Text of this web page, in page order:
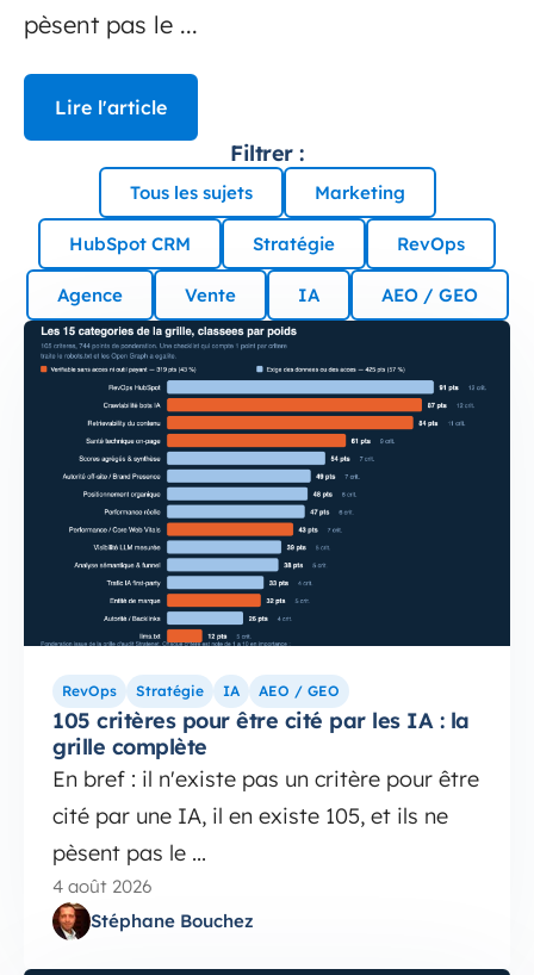
pèsent pas le ...
Lire l'article
Filtrer :
Tous les sujets Marketing
HubSpot CRM Stratégie RevOps
Agence Vente IA AEO / GEO
RevOps Stratégie IA AEO / GEO
105 critères pour être cité par les IA : la
grille complète
En bref : il n'existe pas un critère pour être
cité par une IA, il en existe 105, et ils ne
pèsent pas le ...
4 août 2026
Stéphane Bouchez